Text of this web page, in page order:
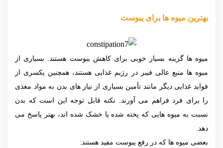
بهترین میوه ها برای یبوست
میوه ها گزینه بسیار خوبی برای کاهش یبوست هستند. بسیاری از
میوه ها منبع عالی فیبر در رژیم غذایی هستند، همچنین یکسری از
فواید غذایی دیگر مانند تأمین بسیاری از نیاز های بدن به مواد مغذی
را برای فرد فراهم می آورند. نکته قابل توجه این است که بدن
نسبت به میوه هایی که پخته شده یا خشک شده اند، بهتر پاسخ می
دهد.
بعضی میوه ها که در رفع یبوست مفید هستند: